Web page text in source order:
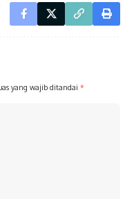
yang wajib ditandai *